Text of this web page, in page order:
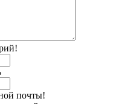
почты!